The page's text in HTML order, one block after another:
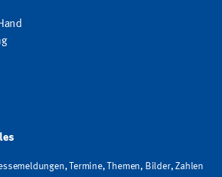
Termine, Themen, Bilder, Zahlen